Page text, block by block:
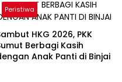
Peristiwa
HKG 2026, PKK
Berbagi Kasih
Anak Panti di Binjai